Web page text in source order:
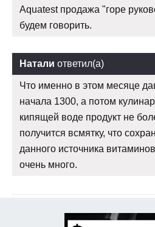
Aquatest продажа "горе
будем говорить.
Натали ответил(а)
Что именно в этом месяце
начала 1300, а потом
кипящей воде продукт не
получится всмятку, что
данного источника
очень много.